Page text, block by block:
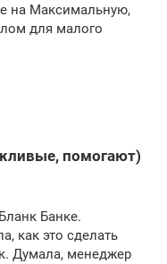
на Максимальную,
для малого
помогают)
Банке.
как это сделать
Думала, менеджер